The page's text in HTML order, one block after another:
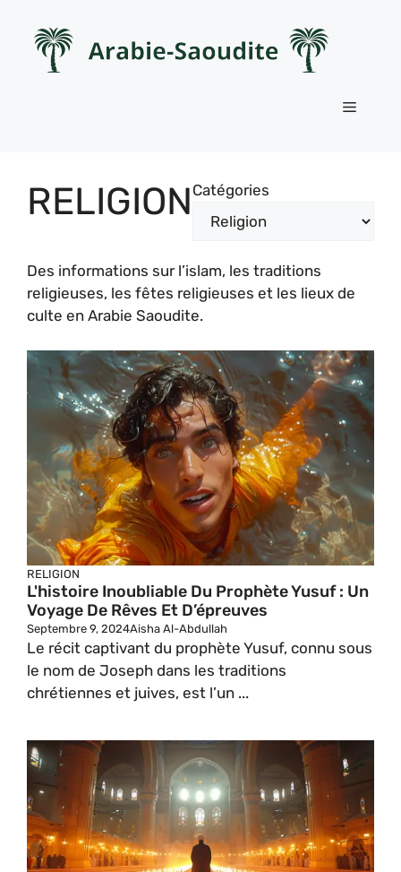
contenu
Menu
RELIGION Catégories
Des informations sur l’islam, les traditions
religieuses, les fêtes religieuses et les lieux de
culte en Arabie Saoudite.
RELIGION
L'histoire Inoubliable Du Prophète Yusuf : Un
Voyage De Rêves Et D’épreuves
Septembre 9, 2024Aisha Al-Abdullah
Le récit captivant du prophète Yusuf, connu sous
le nom de Joseph dans les traditions
chrétiennes et juives, est l’un ...